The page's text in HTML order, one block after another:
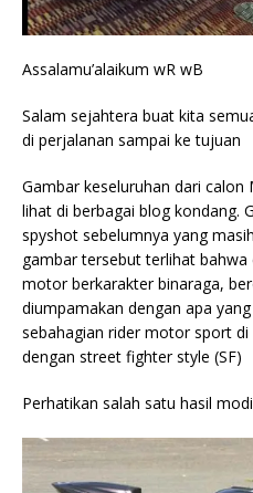
Assalamu’alaikum wR wB
Salam sejahtera buat kita
di perjalanan sampai ke tujuan
Gambar keseluruhan dari
lihat di berbagai blog kondang.
spyshot sebelumnya yang
gambar tersebut terlihat
motor berkarakter binaraga,
diumpamakan dengan apa
sebahagian rider motor sport
dengan street fighter style (SF)
Perhatikan salah satu hasil